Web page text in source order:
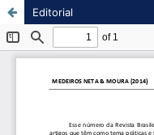
Editorial